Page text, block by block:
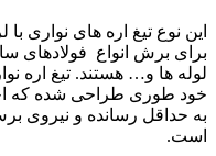
این نوع تیغ اره های نواری
خود طوری طراحی شده که
است.